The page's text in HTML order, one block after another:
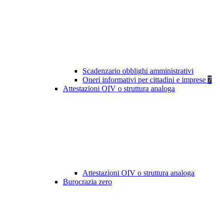
Scadenzario obblighi amministrativi
Oneri informativi per cittadini e imprese 7
Attestazioni OIV o struttura analoga
Attestazioni OIV o struttura analoga
Burocrazia zero